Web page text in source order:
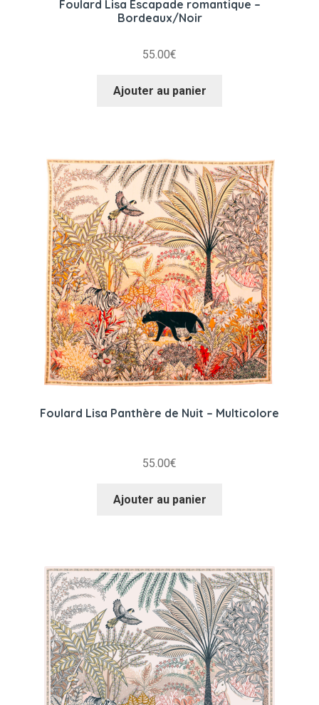
Foulard Lisa Escapade romantique –
Bordeaux/Noir
55.00€
Ajouter au panier
Foulard Lisa Panthère de Nuit – Multicolore
55.00€
Ajouter au panier